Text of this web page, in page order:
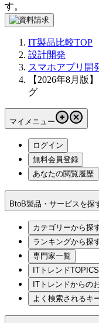
す。
IT製品比較TOP
設計開発
スマホアプリ開
【2026年8月版
グ
マイメニュー
ログイン
無料会員登録
あなたの閲覧履歴
BtoB製品・サービスを探
カテゴリーから探
ランキングから探
専門家一覧
ITトレンドTOPICS
ITトレンドからの
よく検索されるキ